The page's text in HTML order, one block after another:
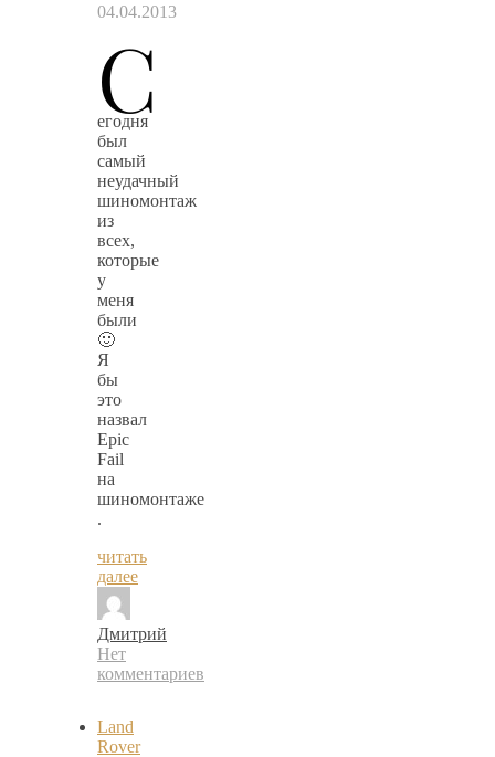
04.04.2013
С
егодня
был
самый
неудачный
шиномонтаж
из
всех,
которые
у
меня
были
🙂
Я
бы
это
назвал
Epic
Fail
на
шиномонтаже
.
читать
далее
Дмитрий
Нет
комментариев
Land
Rover